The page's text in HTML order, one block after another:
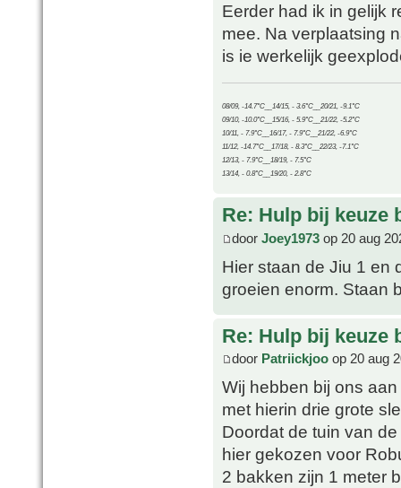
Eerder had ik in gelijk
mee. Na verplaatsing
is ie werkelijk
08/09, -14.7°C__14/15, - 3.6°C__20/21, -9.1°C
09/10, -10.0°C__15/16, - 5.9°C__21/22, -5.2°C
10/11, - 7.9°C__16/17, - 7.9°C__21/22, -6.9°C
11/12, -14.7°C__17/18, - 8.3°C__22/23, -7.1°C
12/13, - 7.9°C__18/19, - 7.5°C
13/14, - 0.8°C__19/20, - 2.8°C
Re: Hulp bij keuze
door Joey1973 op 20 aug
Hier staan de Jiu 1 en
groeien enorm. Staan
Re: Hulp bij keuze
door Patriickjoo op 20 aug
Wij hebben bij ons
met hierin drie grote
Doordat de tuin van
hier gekozen voor
2 bakken zijn 1 meter